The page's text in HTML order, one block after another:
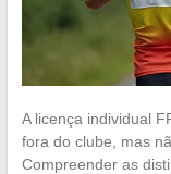
A licença individual
fora do clube, mas
Compreender as